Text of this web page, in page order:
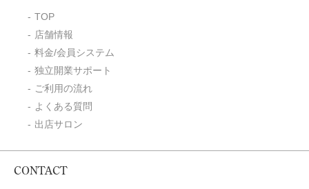
TOP
店舗情報
料金/会員システム
独立開業サポート
ご利用の流れ
よくある質問
出店サロン
CONTACT